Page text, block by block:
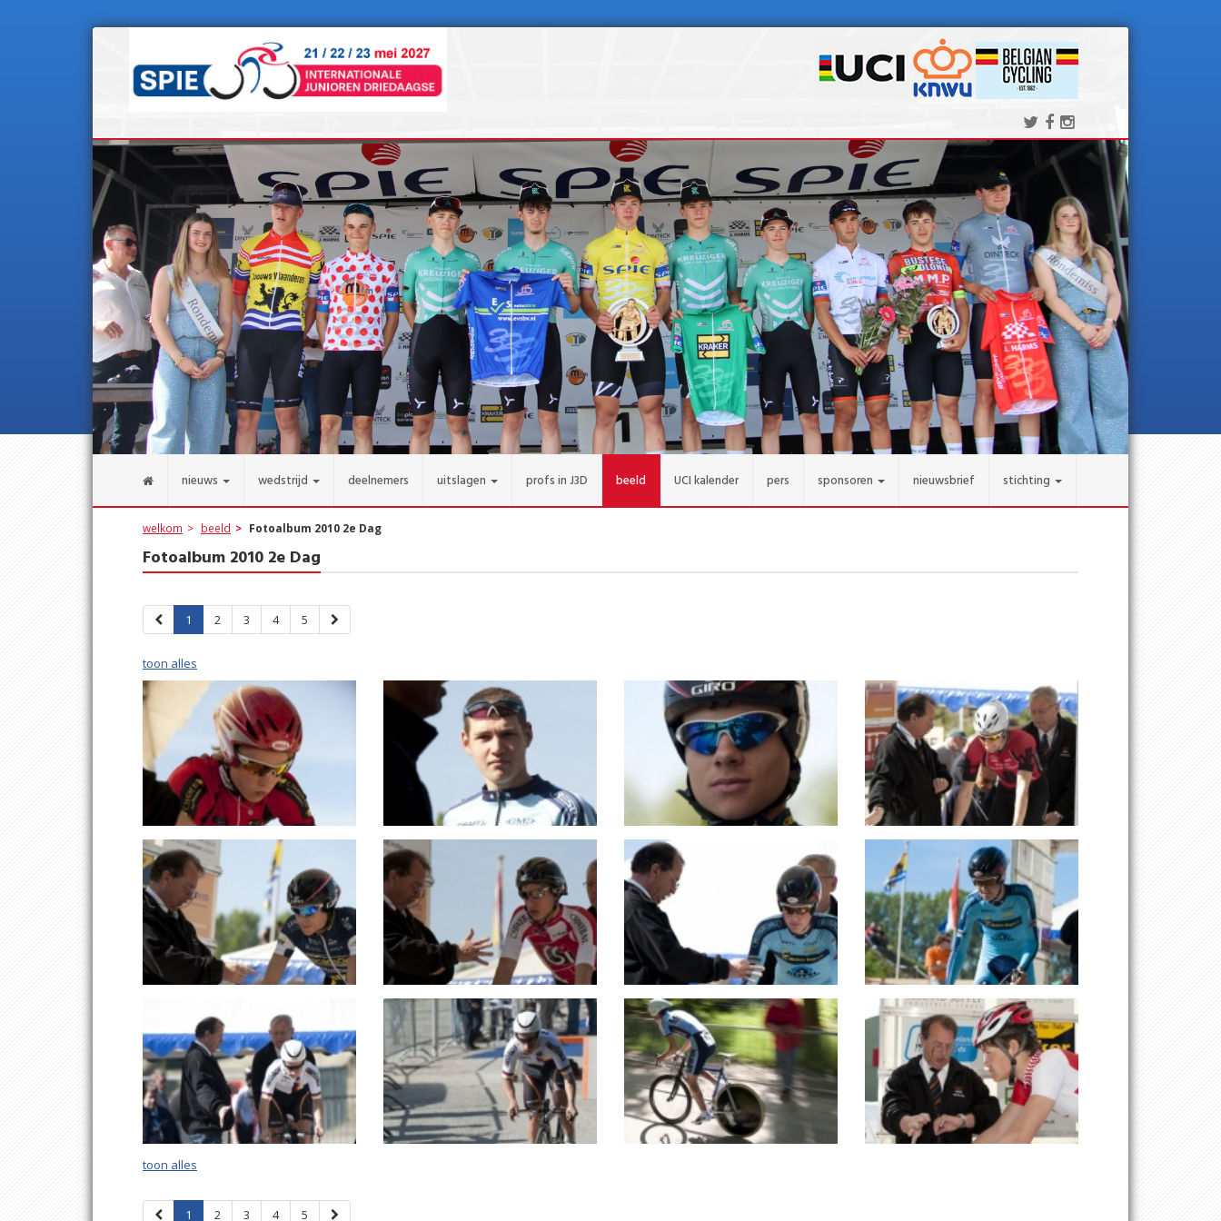
nieuws wedstrijd deelnemers uitslagen profs in J3D beeld UCI kalender pers sponsoren nieuwsbrief stichting
welkom beeld Fotoalbum 2010 2e Dag
Fotoalbum 2010 2e Dag
1 2 3 4 5
toon alles
toon alles
1 2 3 4 5